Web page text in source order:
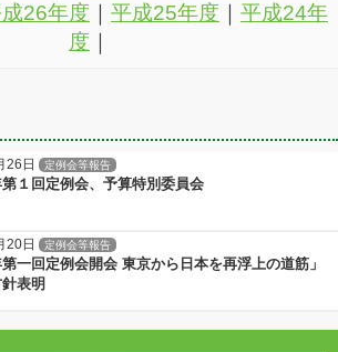
26年度 平成25年度
平成24年
度
26日 定例会等報告
１回定例会、予算特別委員会
20日 定例会等報告
一回定例会開会 東京から日本を再浮上の道筋」
表明